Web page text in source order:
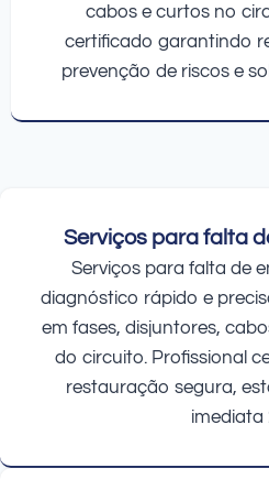
cabos e curtos no
certificado garantindo
prevenção de riscos e
Serviços para falta
Serviços para falta de
diagnóstico rápido e
em fases, disjuntores,
do circuito. Profissional
restauração segura,
imediata